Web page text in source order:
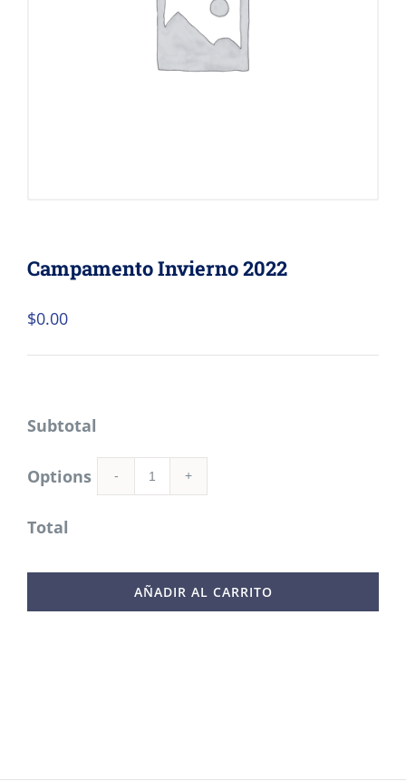
Campamento Invierno 2022
$0.00
Subtotal
Options
Total
Cantidad
AÑADIR AL CARRITO